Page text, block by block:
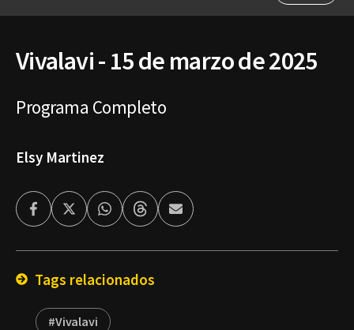
Vivalavi - 15 de marzo de 2025
Programa Completo
Elsy Martinez
FacebookTwitterWhatsappThreadsEnviar
por
Tags relacionados
#Vivalavi